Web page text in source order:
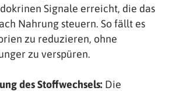
Signale erreicht, die das
Nahrung steuern. So fällt es
zu reduzieren, ohne
zu verspüren.
des Stoffwechsels: Die